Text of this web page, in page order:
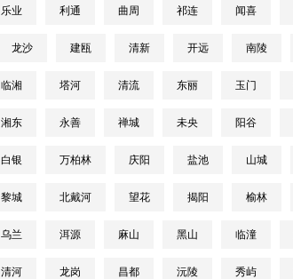
乐业 利通 曲周 祁连 闻喜
龙沙 建瓯 清新 开远 南陵
临湘 塔河 清流 东丽 玉门
湘东 永善 禅城 未央 阳谷
白银 万柏林 庆阳 盐池 山城
黎城 北戴河 望花 揭阳 榆林
乌兰 洱源 麻山 黑山 临潼
清河 龙岗 昌都 沅陵 秀屿